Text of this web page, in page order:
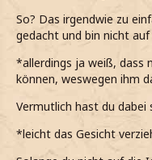
So? Das irgendwie zu
gedacht und bin nicht
*allerdings ja weiß, dass
können, weswegen ihm
Vermutlich hast du dabei
*leicht das Gesicht